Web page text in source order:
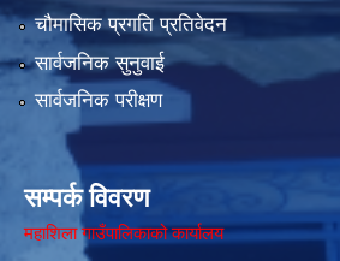
चौमासिक प्रगति प्रतिवेदन
सार्वजनिक सुनुवाई
सार्वजनिक परीक्षण
सम्पर्क विवरण
महाशिला गाउँपालिकाको कार्यालय